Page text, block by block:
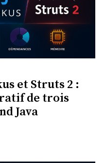
et Struts 2 :
de trois
Java